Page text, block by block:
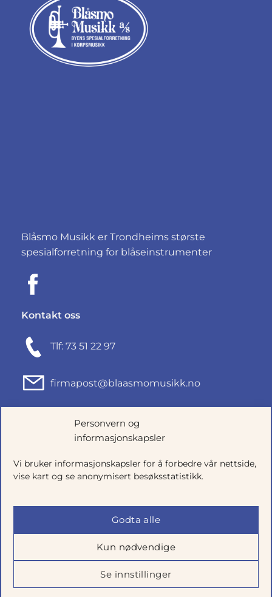
Personvern og
informasjonskapsler
Vi bruker informasjonskapsler for å forbedre vår nettside,
vise kart og se anonymisert besøksstatistikk.
Godta alle
Kun nødvendige
Se innstillinger
Blåsmo Musikk er Trondheims største
spesialforretning for blåseinstrumenter
Kontakt oss
Tlf: 73 51 22 97
firmapost@blaasmomusikk.no
Fjordgata 46, 7010 TRONDHEIM
Salgsbetingelser|Personvern|Cookie-innstillinger